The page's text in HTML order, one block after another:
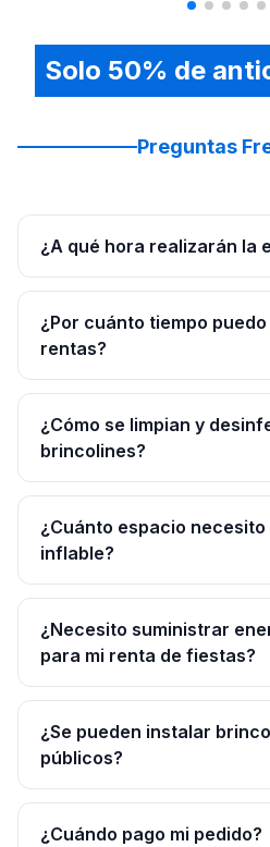
Solo 50% de
Preguntas
¿A qué hora realizarán la
¿Por cuánto tiempo
rentas?
¿Cómo se limpian y
brincolines?
¿Cuánto espacio
inflable?
¿Necesito suministrar
para mi renta de fiestas?
¿Se pueden instalar
públicos?
¿Cuándo pago mi pedido?